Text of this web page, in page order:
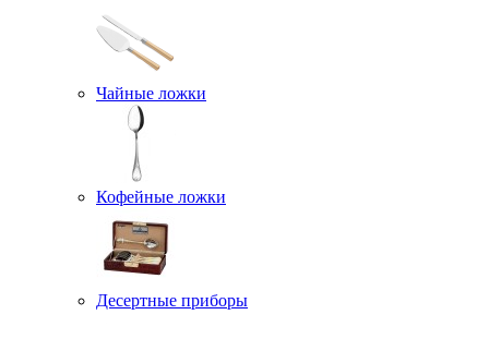
Чайные ложки
Кофейные ложки
Десертные приборы